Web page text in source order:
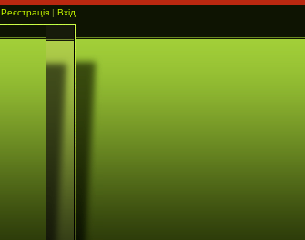
Реєстрація | Вхід